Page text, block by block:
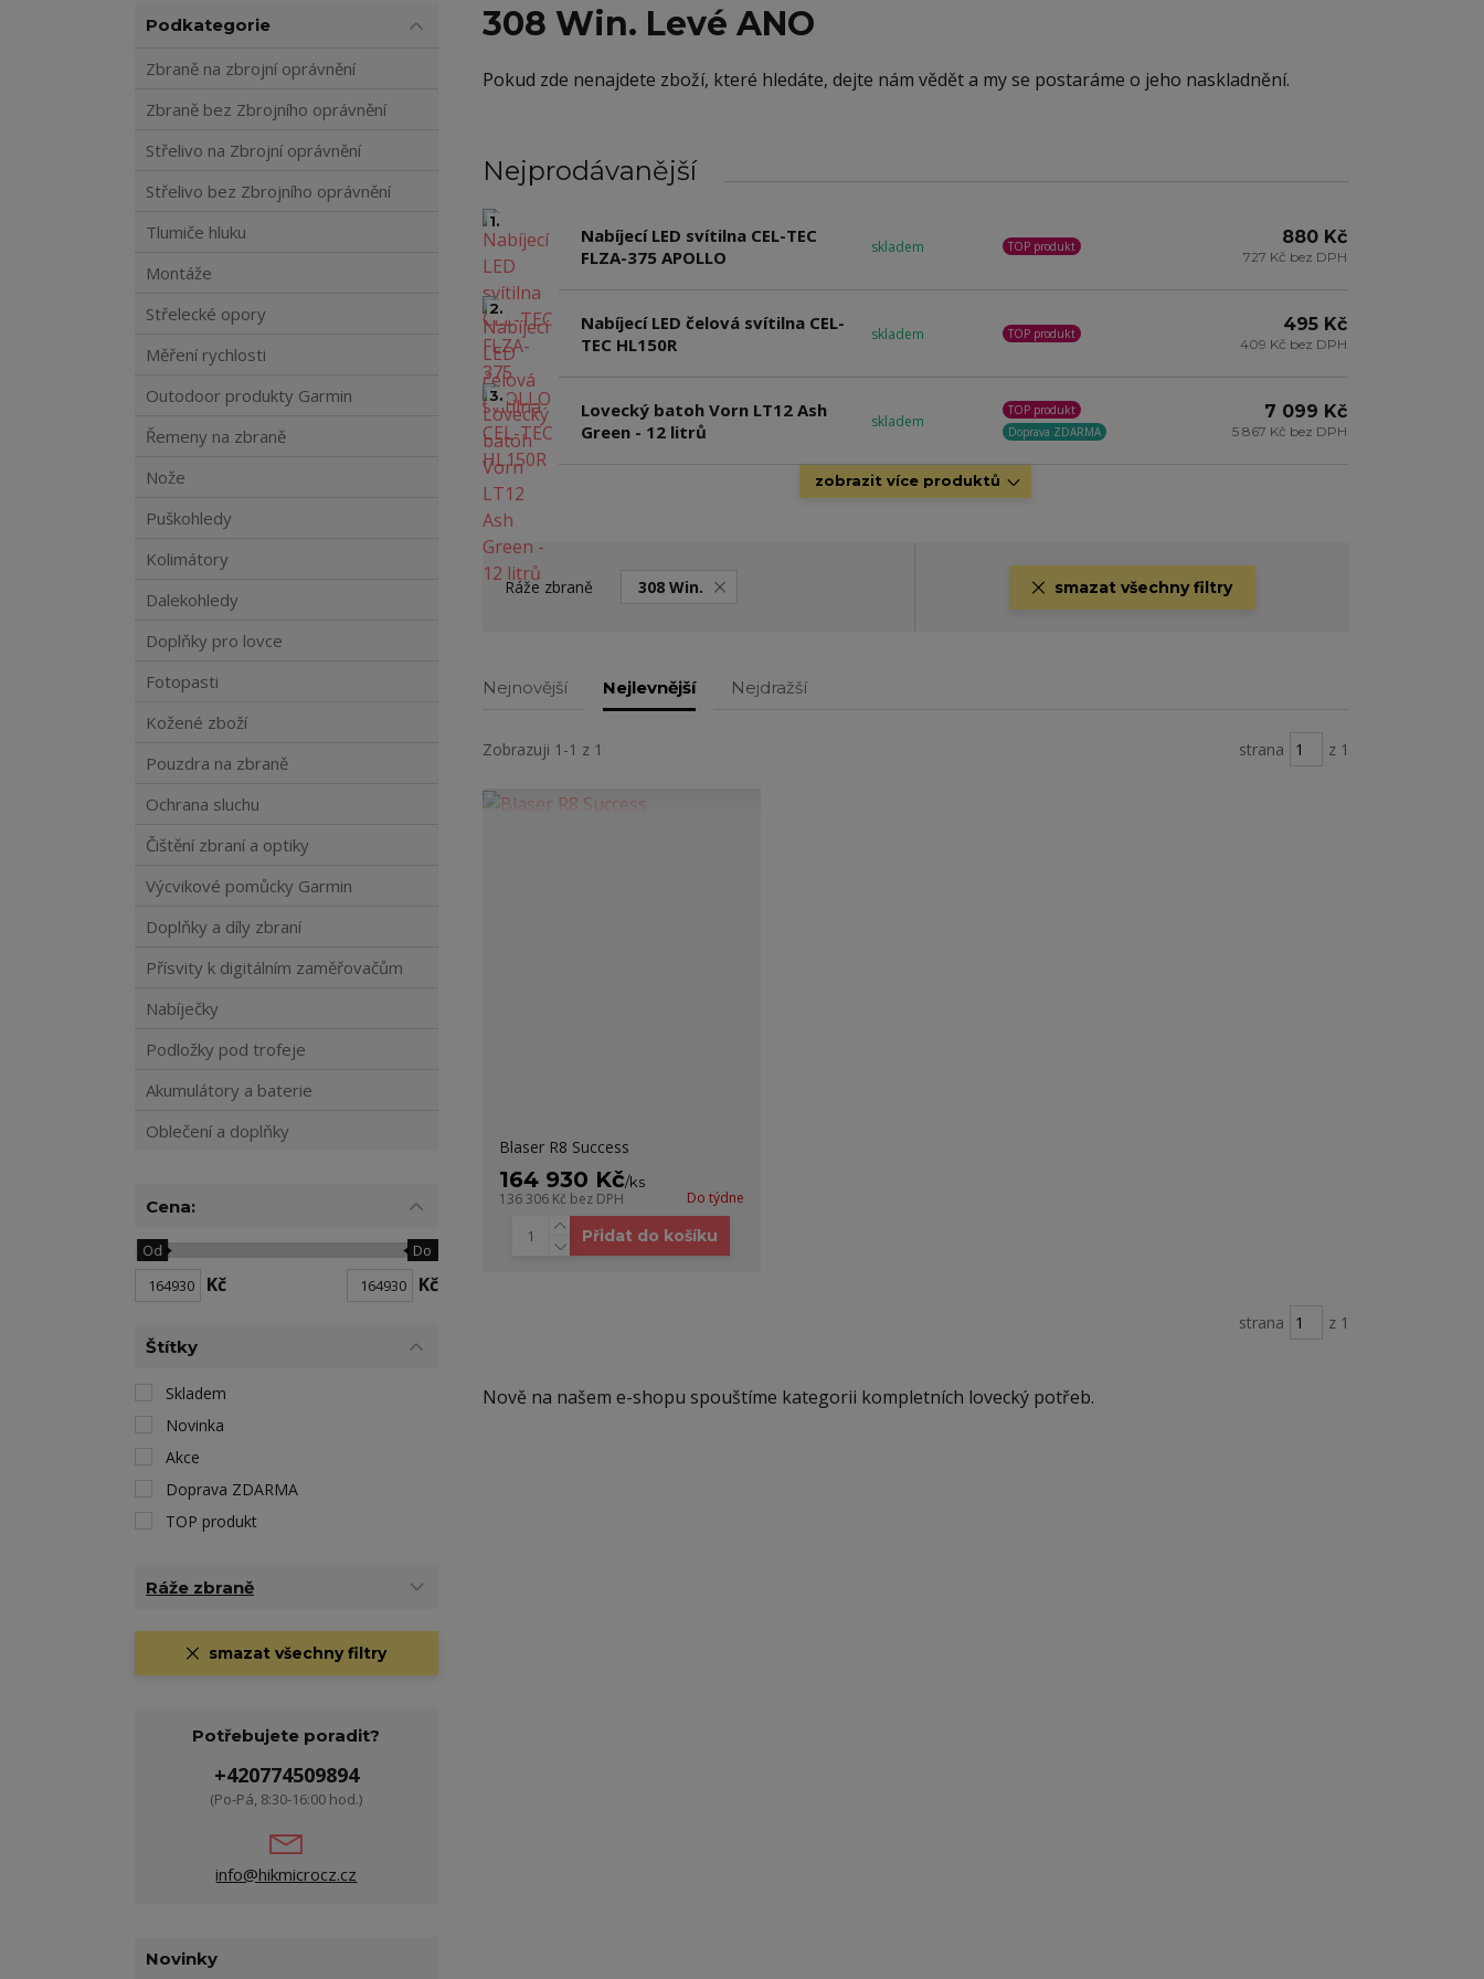
308 Win. Levé ANO
Pokud zde nenajdete zboží, které hledáte, dejte nám vědět a my se postaráme o jeho naskladnění.
Nejprodávanější
1.
Nabíjecí LED svítilna CEL-TEC
FLZA-375 APOLLO
skladem TOP produkt 880 Kč
727 Kč bez DPH
2.
Nabíjecí LED čelová svítilna CEL-
TEC HL150R
skladem TOP produkt 495 Kč
409 Kč bez DPH
3.
Lovecký batoh Vorn LT12 Ash
Green - 12 litrů
skladem
TOP produkt
Doprava ZDARMA
7 099 Kč
5 867 Kč bez DPH
zobrazit více produktů
Ráže zbraně 308 Win. smazat všechny filtry
Nejnovější Nejlevnější Nejdražší
Zobrazuji 1-1 z 1 strana z 1
Blaser R8 Success
164 930 Kč/ks
136 306 Kč bez DPH Do týdne
Přidat do košíku
strana z 1
Nově na našem e-shopu spouštíme kategorii kompletních lovecký potřeb.
Podkategorie
Zbraně na zbrojní oprávnění
Zbraně bez Zbrojního oprávnění
Střelivo na Zbrojní oprávnění
Střelivo bez Zbrojního oprávnění
Tlumiče hluku
Montáže
Střelecké opory
Měření rychlosti
Outodoor produkty Garmin
Řemeny na zbraně
Nože
Puškohledy
Kolimátory
Dalekohledy
Doplňky pro lovce
Fotopasti
Kožené zboží
Pouzdra na zbraně
Ochrana sluchu
Čištění zbraní a optiky
Výcvikové pomůcky Garmin
Doplňky a díly zbraní
Přísvity k digitálním zaměřovačům
Nabíječky
Podložky pod trofeje
Akumulátory a baterie
Oblečení a doplňky
Cena:
Kč
Od Do
Kč
Štítky
Skladem
Novinka
Akce
Doprava ZDARMA
TOP produkt
Ráže zbraně
smazat všechny filtry
Potřebujete poradit?
+420774509894
(Po-Pá, 8:30-16:00 hod.)
info@hikmicrocz.cz
Novinky